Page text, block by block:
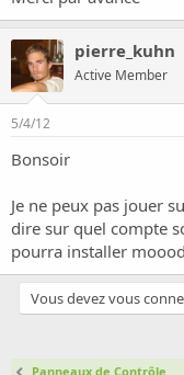
pierre_kuhn
Active Member
5/4/12
Bonsoir
Je ne peux pas jouer
dire sur quel compte
pourra installer
Vous devez vous
Panneaux de Contrôle